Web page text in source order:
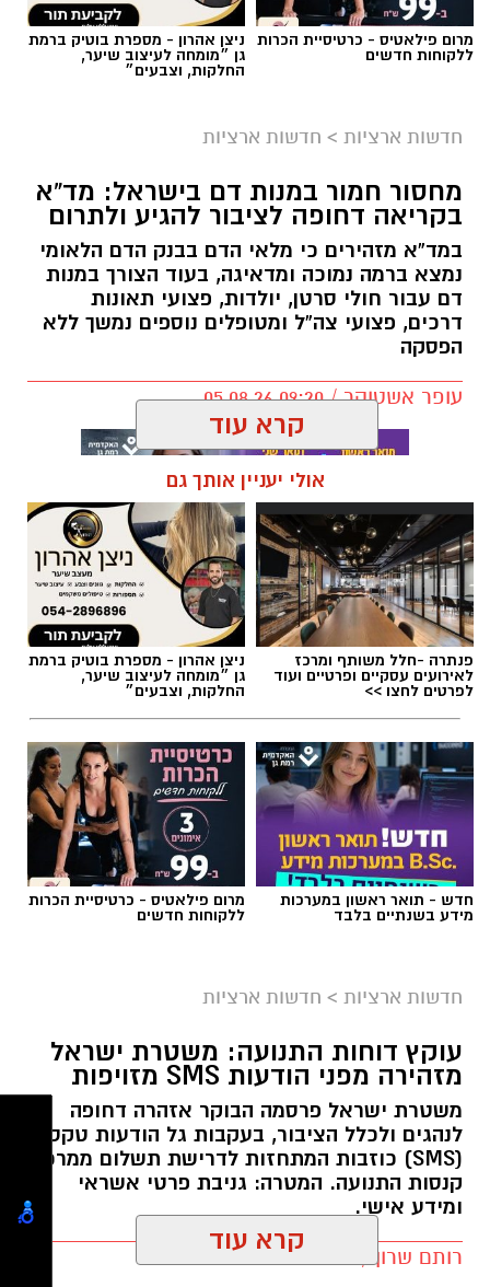
מרום פילאטיס - כרטיסיית הכרות
ללקוחות חדשים
ניצן אהרון - מספרת בוטיק ברמת
גן ״מומחה לעיצוב שיער,
החלקות, וצבעים״
חדשות ארציות > חדשות ארציות
מחסור חמור במנות דם בישראל: מד”א
בקריאה דחופה לציבור להגיע ולתרום
במד”א מזהירים כי מלאי הדם בבנק הדם הלאומי
נמצא ברמה נמוכה ומדאיגה, בעוד הצורך במנות
דם עבור חולי סרטן, יולדות, פצועי תאונות
דרכים, פצועי צה”ל ומטופלים נוספים נמשך ללא
הפסקה
עופר אשטוקר / 09:20 05.08.26
תגים:מד״א, תרומת דם, בנק הדם
מגן דוד אדום פרסם הבוקר קריאה דחופה לציבור
הארץ, בעקבות מחסור חמור במנות דם. במד”א
מזהירים כי מלאי הדם בבנק הדם הלאומי הולך
ואוזל, ומקררי בנק הדם מתרוקנים במהירות, בזמן
שבתי החולים ממשיכים להזדקק למנות דם מדי יום.
בשירותי הדם של מד”א מספקים דם ומרכיביו לכלל
בתי החולים בישראל ולצה”ל, 24 שעות ביממה,
שבעה ימים בשבוע. כדי לשמור על מלאי תקין
קרא עוד
אולי יעניין אותך גם
פנתרה -חלל משותף ומרכז
לאירועים עסקיים ופרטיים ועוד
לפרטים לחצו >>
ניצן אהרון - מספרת בוטיק ברמת
גן ״מומחה לעיצוב שיער,
החלקות, וצבעים״
חדש - תואר ראשון במערכות
מידע בשנתיים בלבד
מרום פילאטיס - כרטיסיית הכרות
ללקוחות חדשים
חדשות ארציות > חדשות ארציות
עוקץ דוחות התנועה: משטרת ישראל
מזהירה מפני הודעות SMS מזויפות
משטרת ישראל פרסמה הבוקר אזהרה דחופה
לנהגים ולכלל הציבור, בעקבות גל הודעות טקסט
(SMS) כוזבות המתחזות לדרישת תשלום ממרכז
קנסות התנועה. המטרה: גניבת פרטי אשראי
ומידע אישי.
רותם שרון / 15:22 29.07.26